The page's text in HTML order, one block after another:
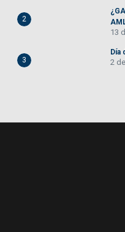
2
13
3
Día
2